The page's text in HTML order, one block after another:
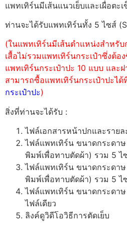
แพทเทิร์นมีเส้นแนวเย็บและเผื่อตะเ
ท่านจะได้รับแพทเทิร์นทั้ง 5 ไซส์
(ในแพทเทิร์นมีเส้นตำแหน่งสำหรับ
เสื้อไม่รวมแพทเทิร์นกระเป๋าซึ่งต้อ
แพทเทิร์นกระเป๋าปะ 10 แบบ และ
สามารถซื้อแพทเทิร์นกระเป๋าปะไ
กระเป๋าปะ)
สิ่งที่ท่านจะได้รับ :
ไฟล์เอกสารหน้าปกและราย
ไฟล์แพทเทิร์น ขนาดกระดา
พิมพ์เพื่อทาบตัดผ้า) รวม 5 ไ
ไฟล์แพทเทิร์น ขนาดกระดา
พิมพ์เพื่อทาบตัดผ้า) รวม 5 ไ
ไฟล์แพทเทิร์น ขนาดกระดา
ไฟล์เดียว
ลิงค์ดูวิดีโอวิธีการตัดเย็บ